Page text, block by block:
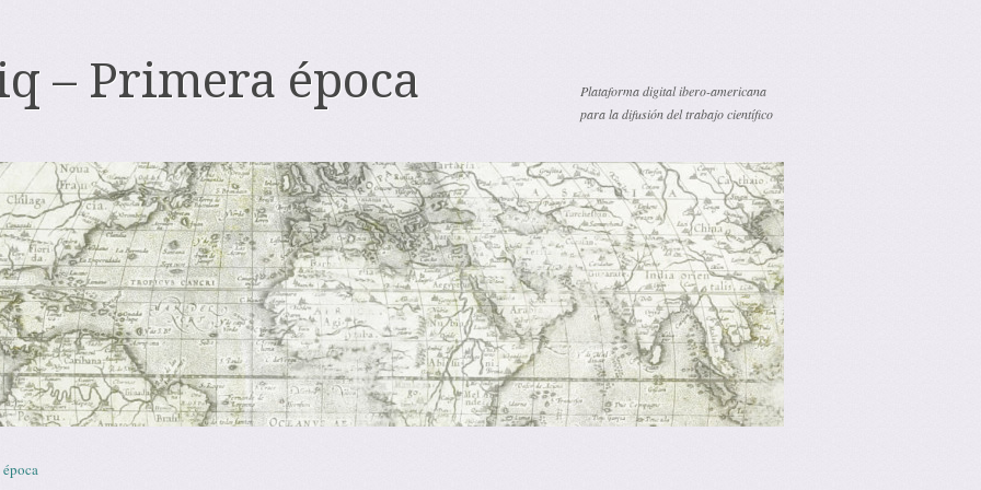
– Primera época
Plataforma digital ibero-americana
para la difusión del trabajo científico